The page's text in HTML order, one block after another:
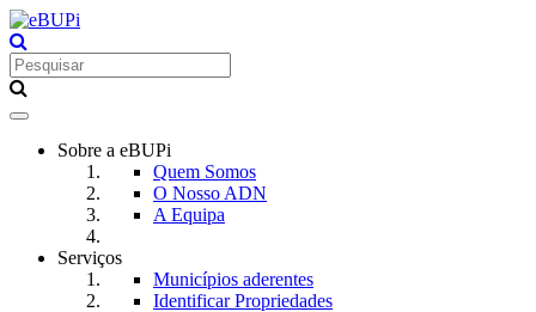
Toggle
navigationSobre a eBUPi
Quem Somos
O Nosso ADN
A Equipa
Serviços
Municípios aderentes
Identificar Propriedades